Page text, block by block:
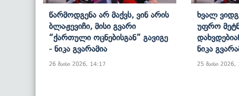
Წარმოდგენა Არ Მაქვს, Ვინ Არის
Ბლაჟევიჩი, Მისი Გვარი
“ქართული Ოცნებისგან” Გავიგე
- Ნიკა Გვარამია
26 მაისი 2026, 14:17
Ხვალ
Უფრო
Ნიკა
25 მაისი